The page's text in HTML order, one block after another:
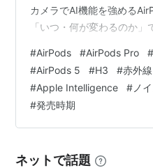
カメラでAI機能を強める
「いつ・何が変わるのか
順番” まず現状：いま店頭
AirPods Pro 3の「上位モデ
AirPods Max：2024年の
命”は先か Ai…
#AirPods #AirPods Pro #
#AirPods 5 #H3 #赤外
#Apple Intelligence # ノ
#発売時期
ネットで話題